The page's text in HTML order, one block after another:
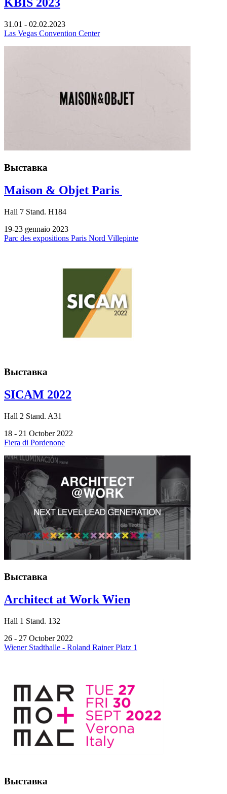
31.01 - 02.02.2023
Las Vegas Convention Center
Выставка
Maison & Objet Paris
Hall 7 Stand. H184
19-23 gennaio 2023
Parc des expositions Paris Nord Villepinte
Выставка
SICAM 2022
Hall 2 Stand. A31
18 - 21 October 2022
Fiera di Pordenone
Выставка
Architect at Work Wien
Hall 1 Stand. 132
26 - 27 October 2022
Wiener Stadthalle - Roland Rainer Platz 1
Выставка